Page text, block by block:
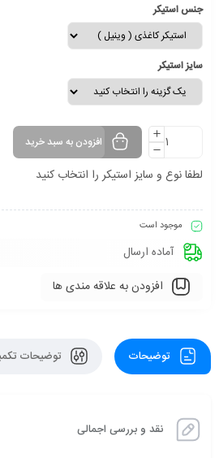
جنس استیکر
سایز استیکر
افزودن به سبد خرید
لطفا نوع و سایز استیکر را انتخاب کنید
موجود است
آماده ارسال
افزودن به علاقه مندی ها
توضیحات توضیحات
نقد و بررسی اجمالی